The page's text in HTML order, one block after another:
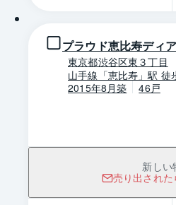
プラウド恵比寿ディ
東京都渋谷区東３丁目
山手線「恵比寿」駅 徒
2015年8月築
46戸
新しい
売り出された